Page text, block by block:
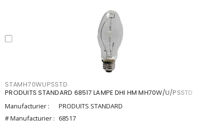
STAMH70WUPSSTD
PRODUITS STANDARD 68517 LAMPE DHI HM MH70W/U/PSSTD
Manufacturier :
PRODUITS STANDARD
# Manufacturier : 68517